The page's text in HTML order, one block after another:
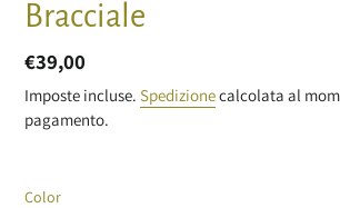
Bracciale
Prezzo
di
listino
€39,00
Imposte incluse. Spedizionecalcolata al
pagamento.
Color